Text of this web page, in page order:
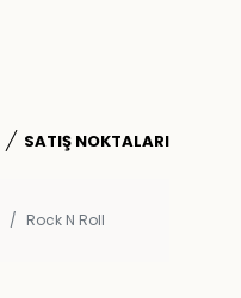
SATIŞ NOKTALARI
Rock N Roll